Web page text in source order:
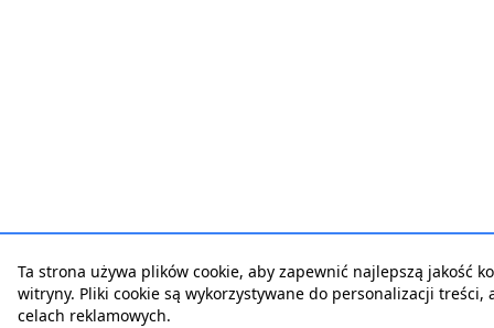
Ta strona używa plików cookie, aby zapewnić najlepszą jakość
witryny. Pliki cookie są wykorzystywane do personalizacji treści,
celach reklamowych.